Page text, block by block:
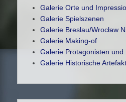
Galerie Orte und
Galerie Spielszenen
Galerie Breslau/Wrocław
Galerie Making-of
Galerie Protagonisten und
Galerie Historische